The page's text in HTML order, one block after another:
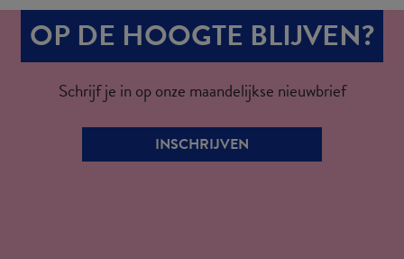
OP DE HOOGTE BLIJVEN?
Schrijf je in op onze maandelijkse nieuwbrief
INSCHRIJVEN